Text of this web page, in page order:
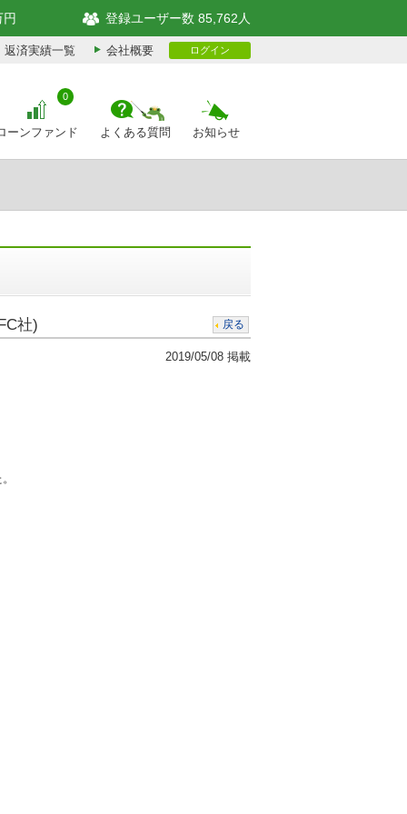
円 登録ユーザー数 85,762人
返済実績一覧 会社概要 ログイン
ーンファンド
0
よくある質問 お知らせ
社) 戻る
2019/05/08 掲載